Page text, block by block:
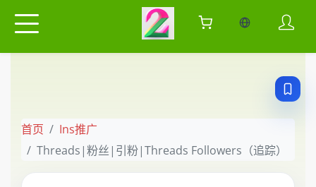
当前语言：中
首页
Ins推广
Threads|粉丝|引粉|Threads Followers（追踪）